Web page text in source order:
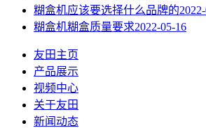
糊盒机应该要选择什么品牌的
糊盒机糊盒质量要求2022-05-16
友田主页
产品展示
视频中心
关于友田
新闻动态